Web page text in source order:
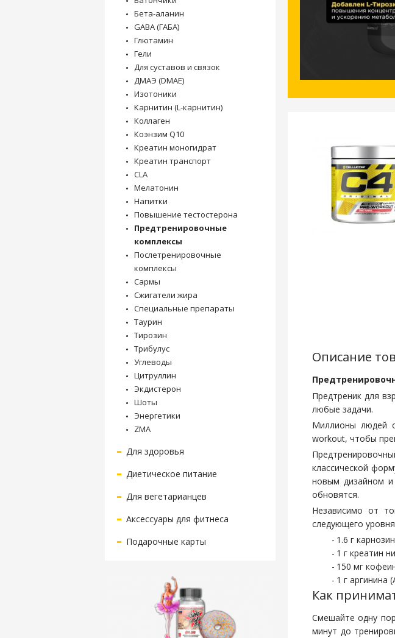
Бета-аланин
GABA (ГАБА)
Глютамин
Гели
Для суставов и связок
ДМАЭ (DMAE)
Изотоники
Карнитин (L-карнитин)
Коллаген
Коэнзим Q10
Креатин моногидрат
Креатин транспорт
CLA
Мелатонин
Напитки
Повышение тестостерона
Предтренировочные
комплексы
Послетренировочные
комплексы
Сармы
Сжигатели жира
Специальные препараты
Таурин
Тирозин
Трибулус
Углеводы
Цитруллин
Экдистерон
Шоты
Энергетики
ZMA
Для здоровья
Диетическое питание
Для вегетарианцев
Аксессуары для фитнеса
Подарочные карты
Описание
Предтреник для
любые задачи.
Миллионы людей
workout, чтобы
классической
новым дизайном
обновятся.
Независимо от
следующего
1.6 г
1 г креатин
150 мг
1 г аргинина
Как
Смешайте одну
минут до